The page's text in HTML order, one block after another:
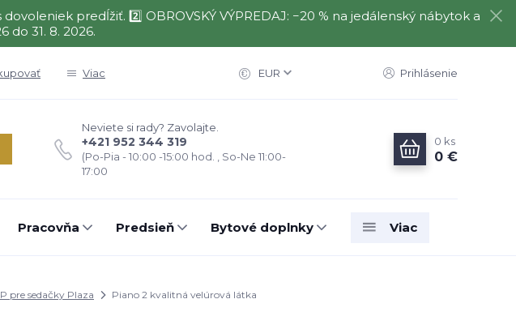
predĺžiť. 2️⃣ OBROVSKÝ VÝPREDAJ: −20 % na jedálenský nábytok a
do 31. 8. 2026.
Viac EUR Prihlásenie
Neviete si rady? Zavolajte.
+421 952 344 319
(Po-Pia - 10:00 -15:00 hod. , So-Ne 11:00-
17:00
0 ks
0 €
Pracovňa Predsieň Bytové doplnky Viac
pre sedačky Plaza Piano 2 kvalitná velúrová látka